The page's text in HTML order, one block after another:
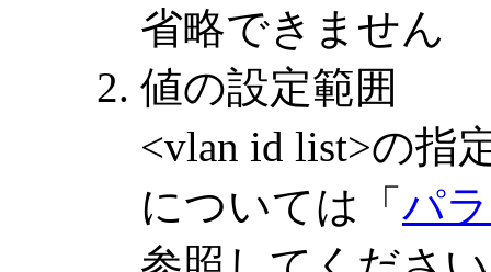
省略できません
値の設定範囲
<vlan id list>の指
については「 パ